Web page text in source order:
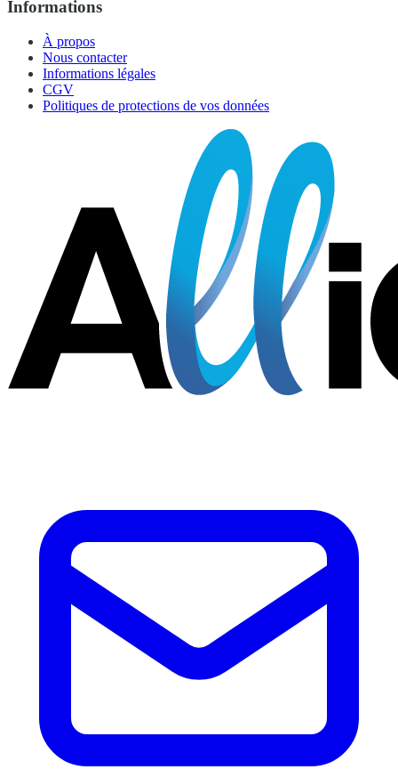
Informations
À propos
Nous contacter
Informations légales
CGV
Politiques de protections de vos données